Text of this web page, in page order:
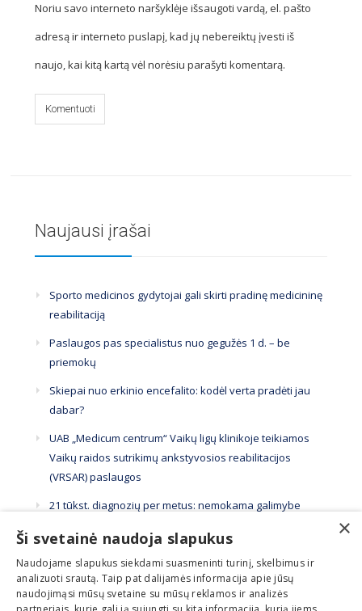
Noriu savo interneto naršyklėje išsaugoti vardą, el. pašto
adresą ir interneto puslapį, kad jų nebereiktų įvesti iš
naujo, kai kitą kartą vėl norėsiu parašyti komentarą.
Naujausi įrašai
Sporto medicinos gydytojai gali skirti pradinę medicininę
reabilitaciją
Paslaugos pas specialistus nuo gegužės 1 d. – be
priemokų
Skiepai nuo erkinio encefalito: kodėl verta pradėti jau
dabar?
UAB „Medicum centrum“ Vaikų ligų klinikoje teikiamos
Vaikų raidos sutrikimų ankstyvosios reabilitacijos
(VRSAR) paslaugos
21 tūkst. diagnozių per metus: nemokama galimybe
×
Ši svetainė naudoja slapukus
Naudojame slapukus siekdami suasmeninti turinį, skelbimus ir
analizuoti srautą. Taip pat dalijamės informacija apie jūsų
naudojimąsi mūsų svetaine su mūsų reklamos ir analizės